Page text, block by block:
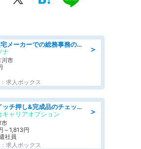
＞
09月開始/住宅メーカーでの総務事務のお仕事/駅近/車通勤可/一般事務/人事労務
ナ
川市
求人ボックス
＞
キカイのスイッチ押し&完成品のチェック/好条件
キャリアオプション
市
～1,813円
社員
求人ボックス